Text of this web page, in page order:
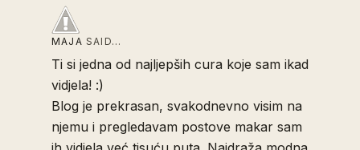
MAJA SAID…
Ti si jedna od najljepših cura koje sam ikad
vidjela! :)
Blog je prekrasan, svakodnevno visim na
njemu i pregledavam postove makar sam